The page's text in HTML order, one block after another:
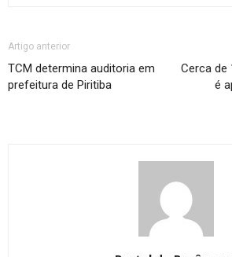
Artigo anterior
TCM determina auditoria em
prefeitura de Piritiba
Cerca de
é